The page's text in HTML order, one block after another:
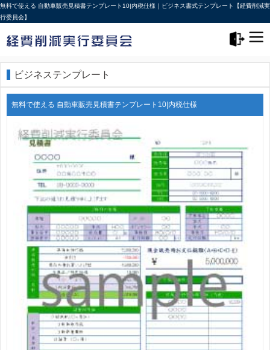
無料で使える 自動車販売見積書テンプレート10|内税仕様｜ビジネス書式テンプレート【経費削減実
行委員会】
ビジネステンプレート
無料で使える 自動車販売見積書テンプレート10|内税仕様